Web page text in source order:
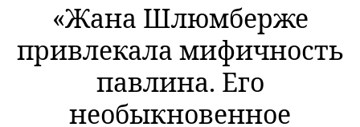
«Жана Шлюмберже
привлекала мифичность
павлина. Его
необыкновенное